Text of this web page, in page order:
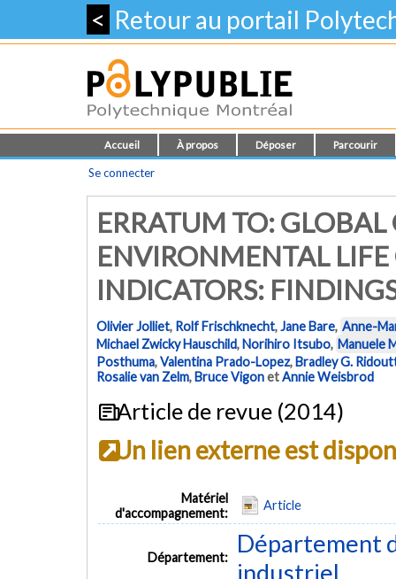
< Retour au portail
Accueil À propos Déposer Parcourir
Se connecter
ERRATUM TO:
ENVIRONMENTAL LIFE
INDICATORS:
Olivier Jolliet, Rolf Frischknecht,Jane Bare, Anne-
Michael Zwicky Hauschild,Norihiro Itsubo, Manuele
Posthuma,Valentina Prado-Lopez,Bradley G.
Rosalie van Zelm,Bruce VigonetAnnie Weisbrod
Article de revue (2014)
Un lien externe est
Matériel
d'accompagnement:
Article
Département:
Département
industriel